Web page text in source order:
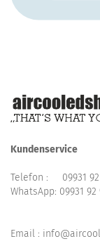
Kundenservice
Telefon : 09931
WhatsApp: 09931 92
Email :